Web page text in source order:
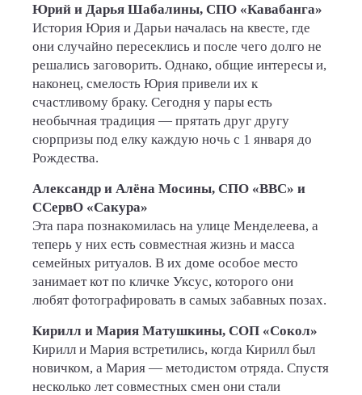
Юрий и Дарья Шабалины, СПО «Кавабанга»
История Юрия и Дарьи началась на квесте, где
они случайно пересеклись и после чего долго не
решались заговорить. Однако, общие интересы и,
наконец, смелость Юрия привели их к
счастливому браку. Сегодня у пары есть
необычная традиция — прятать друг другу
сюрпризы под елку каждую ночь с 1 января до
Рождества.
Александр и Алёна Мосины, СПО «ВВС» и
ССервО «Сакура»
Эта пара познакомилась на улице Менделеева, а
теперь у них есть совместная жизнь и масса
семейных ритуалов. В их доме особое место
занимает кот по кличке Уксус, которого они
любят фотографировать в самых забавных позах.
Кирилл и Мария Матушкины, СОП «Сокол»
Кирилл и Мария встретились, когда Кирилл был
новичком, а Мария — методистом отряда. Спустя
несколько лет совместных смен они стали